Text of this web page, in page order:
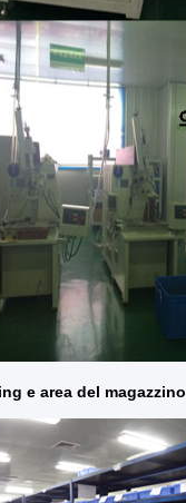
e area del magazzino